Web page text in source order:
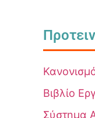
Βιβλίο
Σύστημα